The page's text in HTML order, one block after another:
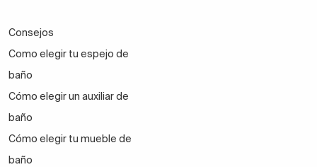
Consejos
Como elegir tu espejo de
baño
Cómo elegir un auxiliar de
baño
Cómo elegir tu mueble de
baño